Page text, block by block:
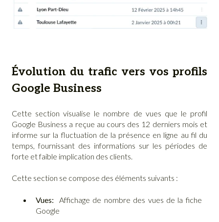
Évolution du trafic vers vos profils
Google Business
Cette section visualise le nombre de vues que le profil
Google Business a reçue au cours des 12 derniers mois et
informe sur la fluctuation de la présence en ligne au fil du
temps, fournissant des informations sur les périodes de
forte et faible implication des clients.
Cette section se compose des éléments suivants :
Vues:
Affichage de nombre des vues de la fiche
Google